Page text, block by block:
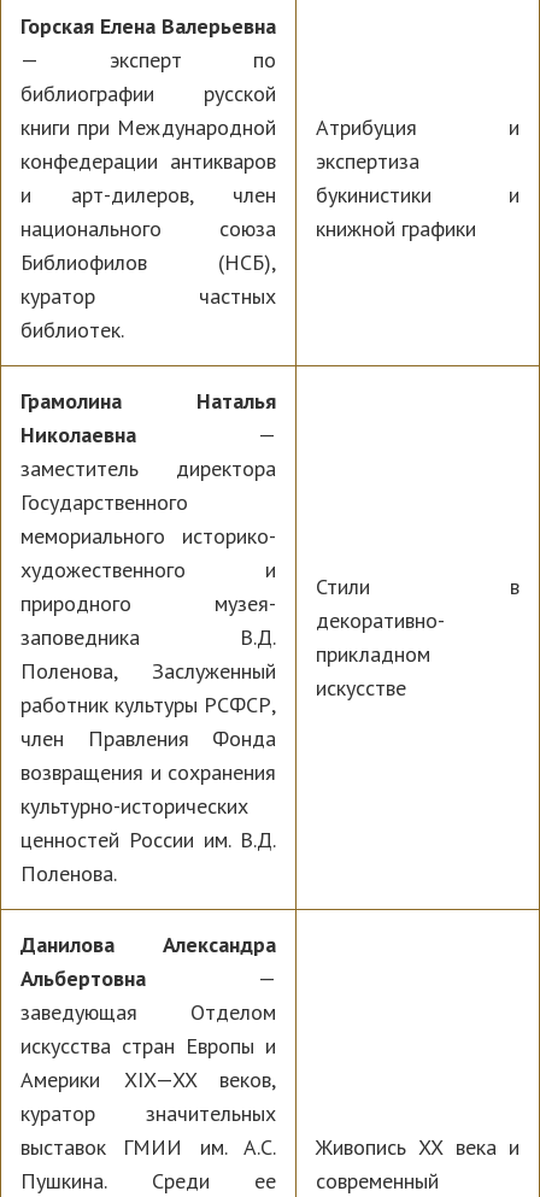
Горская Елена Валерьевна
— эксперт по
библиографии русской
книги при Международной
конфедерации антикваров
и арт-дилеров, член
национального союза
Библиофилов (НСБ),
куратор частных
библиотек.
Атрибуция и
экспертиза
букинистики и
книжной графики
Грамолина Наталья
Николаевна —
заместитель директора
Государственного
мемориального историко-
художественного и
природного музея-
заповедника В.Д.
Поленова, Заслуженный
работник культуры РСФСР,
член Правления Фонда
возвращения и сохранения
культурно-исторических
ценностей России им. В.Д.
Поленова.
Стили в
декоративно-
прикладном
искусстве
Данилова Александра
Альбертовна —
заведующая Отделом
искусства стран Европы и
Америки XIX—XX веков,
куратор значительных
выставок ГМИИ им. А.С.
Пушкина. Среди ее
Живопись XX века и
современный